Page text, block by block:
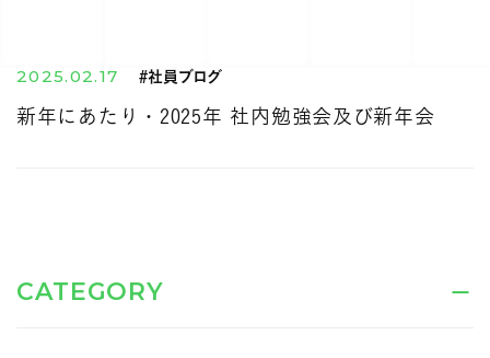
2025.02.17 #社員ブログ
新年にあたり・2025年 社内勉強会及び新年会
CATEGORY